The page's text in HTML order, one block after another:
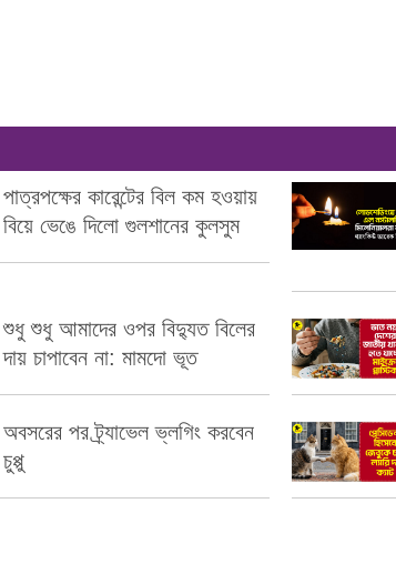
পাত্রপক্ষের কারেন্টের বিল কম হওয়ায়
বিয়ে ভেঙে দিলো গুলশানের কুলসুম
শুধু শুধু আমাদের ওপর বিদ্যুত বিলের
দায় চাপাবেন না: মামদো ভূত
অবসরের পর ট্র্যাভেল ভ্লগিং করবেন
চুপ্পু